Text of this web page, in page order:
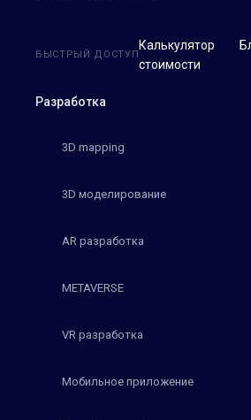
Разработка
3D mapping
3D моделирование
AR разработка
METAVERSE
VR разработка
Мобильное приложение
БЫСТРЫЙ ДОСТУП
Калькулятор
стоимости